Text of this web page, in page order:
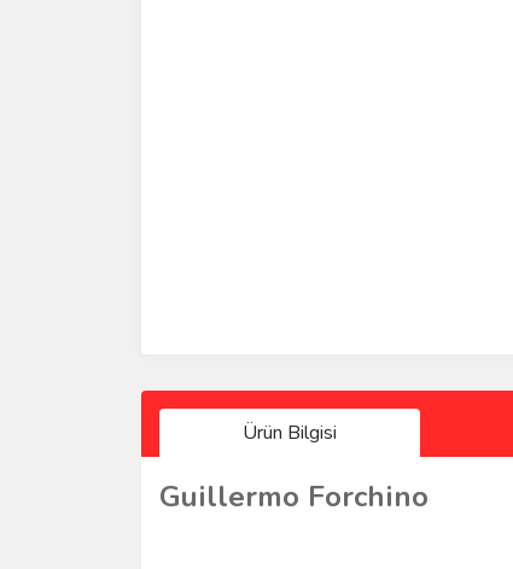
Ürün Bilgisi
Guillermo Forchino